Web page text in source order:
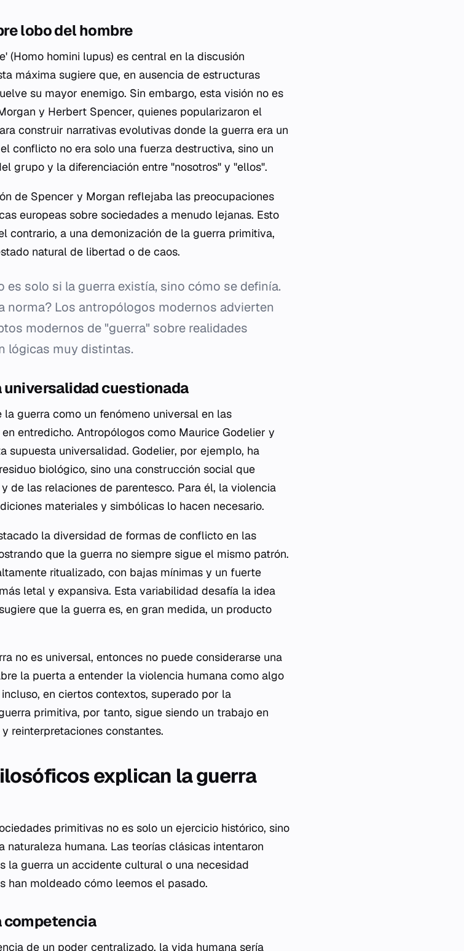
lobo del hombre
(Homo homini lupus) es central en la discusión
máxima sugiere que, en ausencia de estructuras
su mayor enemigo. Sin embargo, esta visión no es
y Herbert Spencer, quienes popularizaron el
construir narrativas evolutivas donde la guerra era un
conflicto no era solo una fuerza destructiva, sino un
grupo y la diferenciación entre "nosotros" y "ellos".
de Spencer y Morgan reflejaba las preocupaciones
europeas sobre sociedades a menudo lejanas. Esto
contrario, a una demonización de la guerra primitiva,
natural de libertad o de caos.
es solo si la guerra existía, sino cómo se definía.
norma? Los antropólogos modernos advierten
modernos de "guerra" sobre realidades
lógicas muy distintas.
cuestionada
guerra como un fenómeno universal en las
entredicho. Antropólogos como Maurice Godelier y
supuesta universalidad. Godelier, por ejemplo, ha
biológico, sino una construcción social que
de las relaciones de parentesco. Para él, la violencia
materiales y simbólicas lo hacen necesario.
la diversidad de formas de conflicto en las
que la guerra no siempre sigue el mismo patrón.
ritualizado, con bajas mínimas y un fuerte
letal y expansiva. Esta variabilidad desafía la idea
que la guerra es, en gran medida, un producto
no es universal, entonces no puede considerarse una
la puerta a entender la violencia humana como algo
en ciertos contextos, superado por la
primitiva, por tanto, sigue siendo un trabajo en
reinterpretaciones constantes.
explican la guerra
primitivas no es solo un ejercicio histórico, sino
humana. Las teorías clásicas intentaron
la guerra un accidente cultural o una necesidad
han moldeado cómo leemos el pasado.
competencia
de un poder centralizado, la vida humana sería